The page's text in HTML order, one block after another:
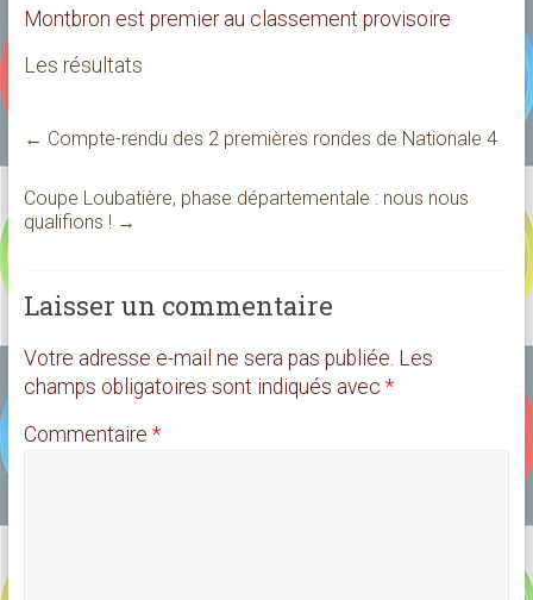
Montbron est premier au classement provisoire
Les résultats
← Compte-rendu des 2 premières rondes de Nationale 4
Coupe Loubatière, phase départementale : nous nous
qualifions ! →
Laisser un commentaire
Votre adresse e-mail ne sera pas publiée. Les
champs obligatoires sont indiqués avec *
Commentaire *